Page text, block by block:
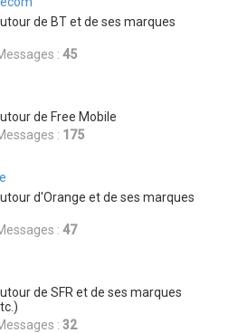
de BT et de ses marques
: 45
de Free Mobile
: 175
d'Orange et de ses marques
: 47
de SFR et de ses marques
: 32